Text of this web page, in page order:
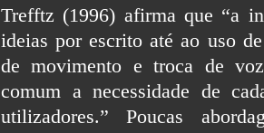
Trefftz (1996) afirma que “a
ideias por escrito até ao uso
de movimento e troca de
comum a necessidade de
utilizadores.” Poucas